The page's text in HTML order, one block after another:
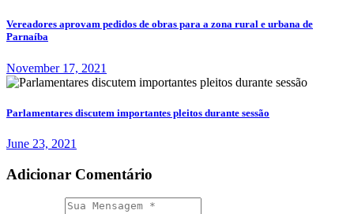
Vereadores aprovam pedidos de obras para a zona rural e urbana de
Parnaíba
November 17, 2021
Parlamentares discutem importantes pleitos durante sessão
June 23, 2021
Adicionar Comentário